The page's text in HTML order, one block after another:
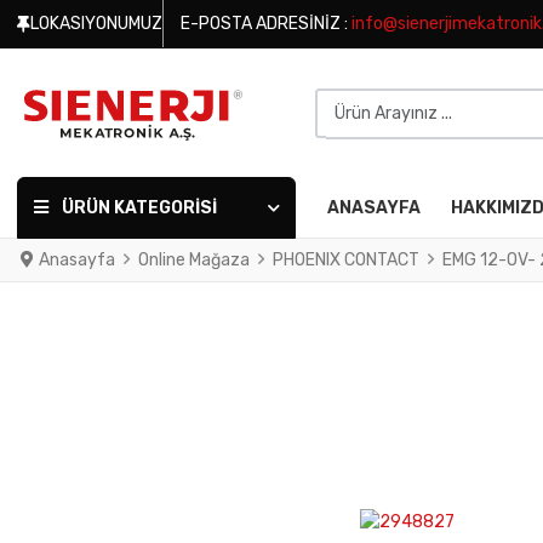
LOKASIYONUMUZ E-POSTA ADRESINIZ :
Ürün Arayınız ...
ÜRÜN KATEGORISI ANASAYFA
Anasayfa Online Mağaza PHOENIX CONTACT